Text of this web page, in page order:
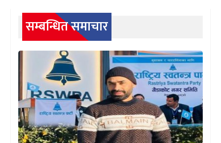
सम्बन्धित समाचार